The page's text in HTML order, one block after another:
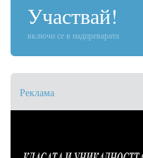
Участвай!
включи се в надпреварата
Реклама